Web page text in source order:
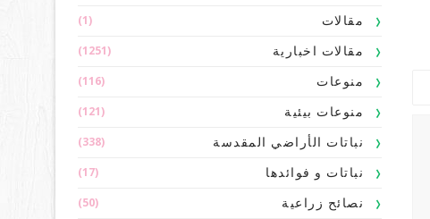
مقالات (1)
مقالات اخبارية (1251)
منوعات (116)
منوعات بيئية (121)
نباتات الأراضي المقدسة (338)
نباتات و فوائدها (17)
نصائح زراعية (50)